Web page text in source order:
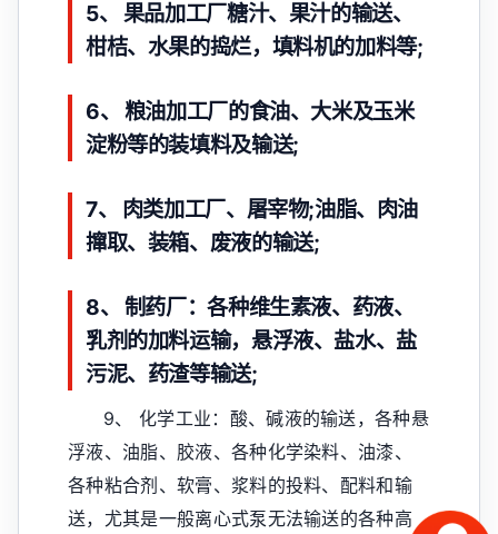
5、 果品加工厂糖汁、果汁的输送、
柑桔、水果的捣烂，填料机的加料等;
6、 粮油加工厂的食油、大米及玉米
淀粉等的装填料及输送;
7、 肉类加工厂、屠宰物;油脂、肉油
撺取、装箱、废液的输送;
8、 制药厂：各种维生素液、药液、
乳剂的加料运输，悬浮液、盐水、盐
污泥、药渣等输送;
9、 化学工业：酸、碱液的输送，各种悬
浮液、油脂、胶液、各种化学染料、油漆、
各种粘合剂、软膏、浆料的投料、配料和输
送，尤其是一般离心式泵无法输送的各种高